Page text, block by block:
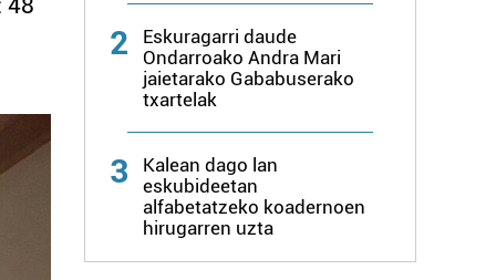
48
2
Eskuragarri daude
Ondarroako Andra Mari
jaietarako Gababuserako
txartelak
3
Kalean dago lan
eskubideetan
alfabetatzeko koadernoen
hirugarren uzta